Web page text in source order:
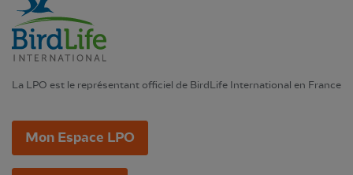
La LPO est le représentant officiel de BirdLife International en France
Mon Espace LPO